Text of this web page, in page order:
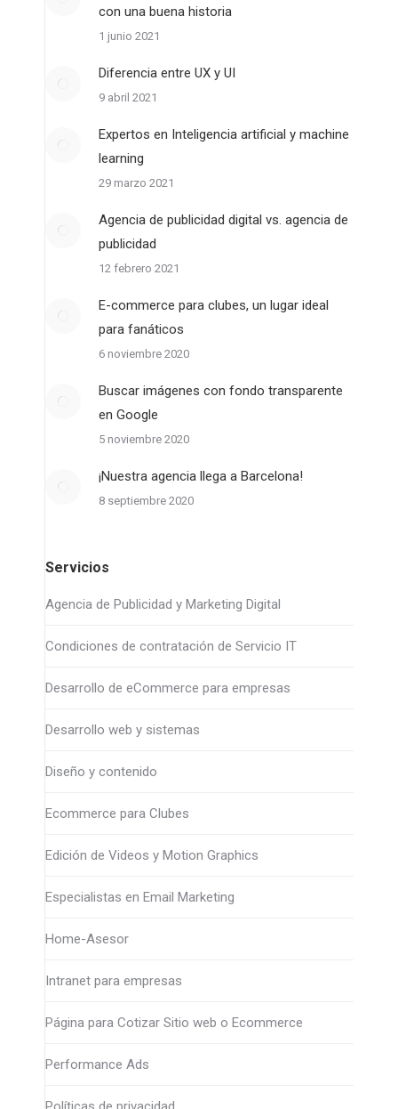
con una buena historia
1 junio 2021
Diferencia entre UX y UI
9 abril 2021
Expertos en Inteligencia artificial y machine
learning
29 marzo 2021
Agencia de publicidad digital vs. agencia de
publicidad
12 febrero 2021
E-commerce para clubes, un lugar ideal
para fanáticos
6 noviembre 2020
Buscar imágenes con fondo transparente
en Google
5 noviembre 2020
¡Nuestra agencia llega a Barcelona!
8 septiembre 2020
Servicios
Agencia de Publicidad y Marketing Digital
Condiciones de contratación de Servicio IT
Desarrollo de eCommerce para empresas
Desarrollo web y sistemas
Diseño y contenido
Ecommerce para Clubes
Edición de Videos y Motion Graphics
Especialistas en Email Marketing
Home-Asesor
Intranet para empresas
Página para Cotizar Sitio web o Ecommerce
Performance Ads